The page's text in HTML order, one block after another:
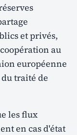
et privés,
au
européenne
traité de
les flux
en cas d'état